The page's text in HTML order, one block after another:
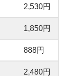
2,530円
1,850円
888円
2,480円